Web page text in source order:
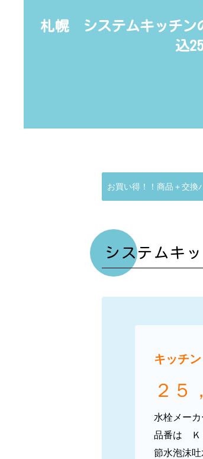
札幌 システムキッチン
込
お買い得！！商品＋交換
システムキ
キッチ
２５
水栓メー
品番は Ｋ
節水泡沫吐